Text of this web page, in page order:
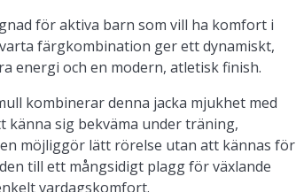
för aktiva barn som vill ha komfort i
färgkombination ger ett dynamiskt,
energi och en modern, atletisk finish.
kombinerar denna jacka mjukhet med
sig bekväma under träning,
möjliggör lätt rörelse utan att kännas för
till ett mångsidigt plagg för växlande
vardagskomfort.